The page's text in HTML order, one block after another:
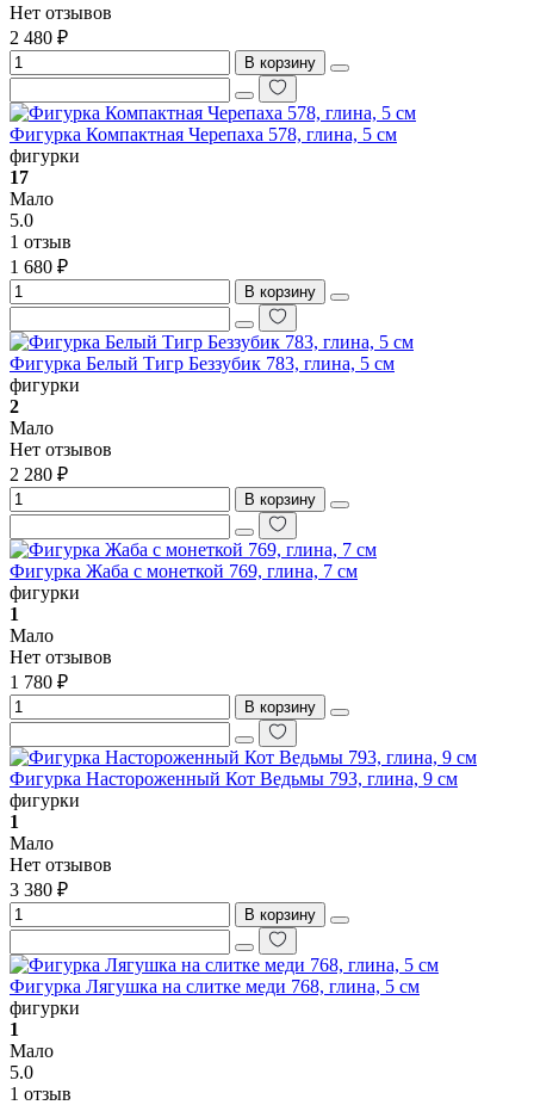
Нет отзывов
2 480 ₽
В корзину
Фигурка Компактная Черепаха 578, глина, 5 см
фигурки
17
Мало
5.0
1 отзыв
1 680 ₽
В корзину
Фигурка Белый Тигр Беззубик 783, глина, 5 см
фигурки
2
Мало
Нет отзывов
2 280 ₽
В корзину
Фигурка Жаба с монеткой 769, глина, 7 см
фигурки
1
Мало
Нет отзывов
1 780 ₽
В корзину
Фигурка Настороженный Кот Ведьмы 793, глина, 9 см
фигурки
1
Мало
Нет отзывов
3 380 ₽
В корзину
Фигурка Лягушка на слитке меди 768, глина, 5 см
фигурки
1
Мало
5.0
1 отзыв